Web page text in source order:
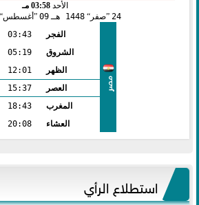
الأحد03:58 مـ
24 صفر 1448 هـ 09 أغسطس
مصر
الفجر
03:43
الشروق
05:19
الظهر
12:01
العصر
15:37
المغرب
18:43
العشاء
20:08
استطلاع الرأي